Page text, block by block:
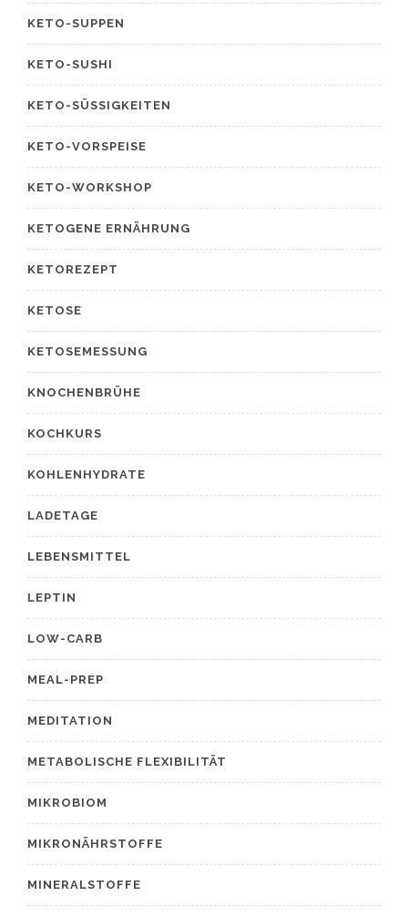
KETO-SUPPEN
KETO-SUSHI
KETO-SÜSSIGKEITEN
KETO-VORSPEISE
KETO-WORKSHOP
KETOGENE ERNÄHRUNG
KETOREZEPT
KETOSE
KETOSEMESSUNG
KNOCHENBRÜHE
KOCHKURS
KOHLENHYDRATE
LADETAGE
LEBENSMITTEL
LEPTIN
LOW-CARB
MEAL-PREP
MEDITATION
METABOLISCHE FLEXIBILITÄT
MIKROBIOM
MIKRONÄHRSTOFFE
MINERALSTOFFE